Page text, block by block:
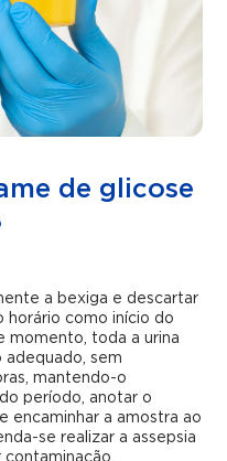
de glicose
a bexiga e descartar
horário como início do
momento, toda a urina
sem
mantendo-o
período, anotar o
encaminhar a amostra ao
se realizar a assepsia